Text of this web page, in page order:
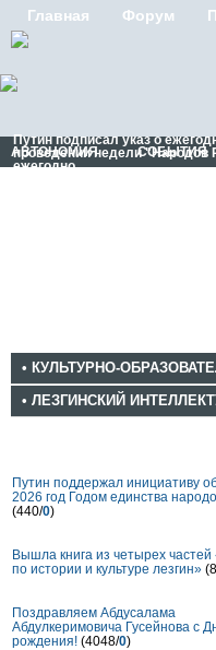
Главная Форум
АВТОНОМИЯ СОБЫТИЯ
Путин подписал указ о
проведении недели "Народов
ежегодно
• КУЛЬТУРНО-
• ЛЕЗГИНСКИЙ
Путин поддержал инициативу
2026 год Годом единства
(440/0)
Вышла книга из четырех частей
по истории и культуре лезгин»
Поздравляем Абдусалама
Абдулкеримовича Гусейнова с
рождения! (4048/0)